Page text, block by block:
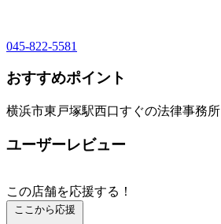
045-822-5581
おすすめポイント
横浜市東戸塚駅西口すぐの法律事務所
ユーザーレビュー
この店舗を応援する！
ここから応援